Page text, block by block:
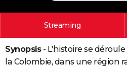
PHOTO
BONS PLANS
Streaming
Synopsis- L'histoire se
la Colombie, dans une région